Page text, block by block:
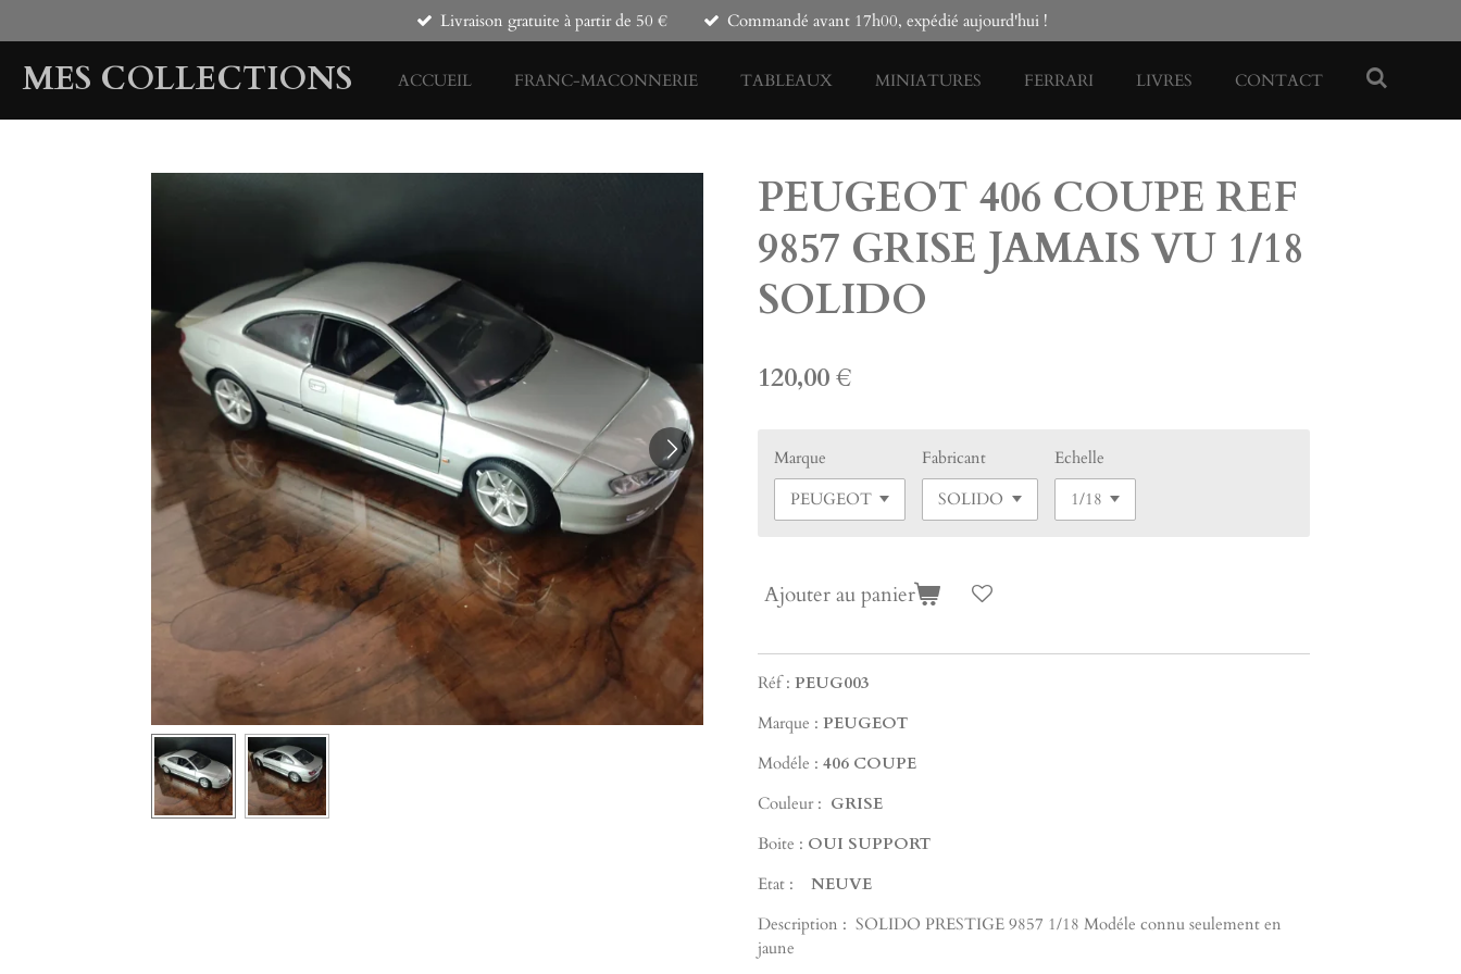
au
contenu
principal
Livraison gratuite à partir de 50 € Commandé avant 17h00, expédié aujourd'hui !
MES COLLECTIONS ACCUEIL FRANC-MACONNERIE TABLEAUX MINIATURES FERRARI LIVRES CONTACT
PEUGEOT 406 COUPE REF
9857 GRISE JAMAIS VU 1/18
SOLIDO
120,00 €
Marque Fabricant Echelle
Ajouter au panier
Réf : PEUG003
Marque : PEUGEOT
Modéle : 406 COUPE
Couleur : GRISE
Boite : OUI SUPPORT
Etat :
NEUVE
Description : SOLIDO PRESTIGE 9857 1/18 Modéle connu seulement en
jaune